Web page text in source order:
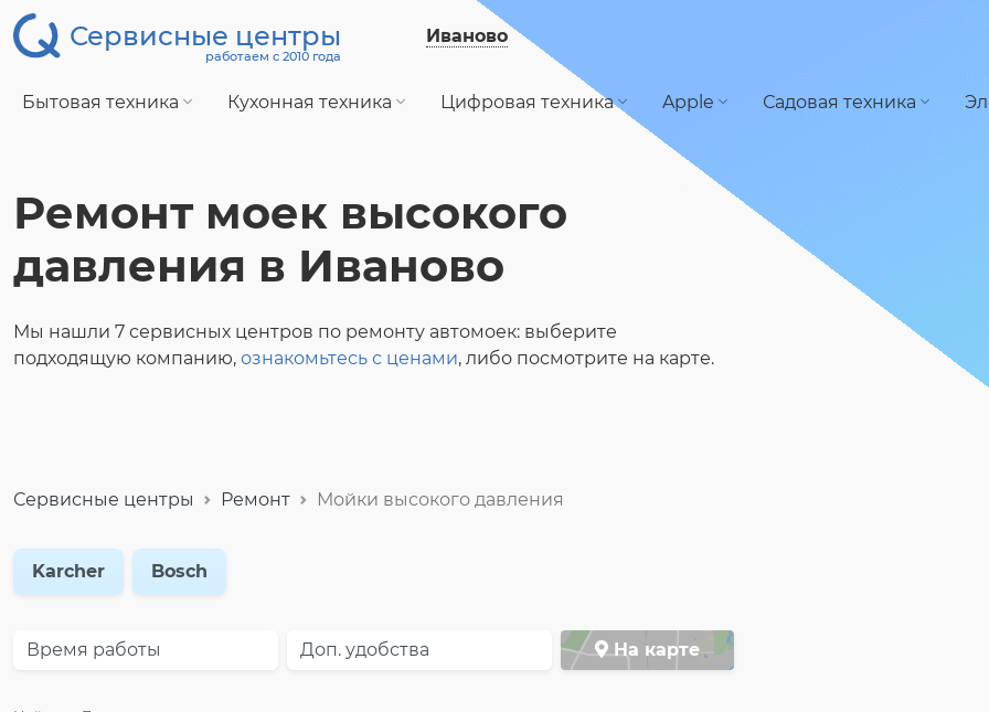
Сервисные центры
работаем с 2010 года
Иваново
Бытовая техника Кухонная техника Цифровая техника Apple Садовая техника
Ремонт моек высокого
давления в Иваново
Мы нашли 7 сервисных центров по ремонту автомоек: выберите
подходящую компанию, ознакомьтесь с ценами, либо посмотрите на карте.
Сервисные центры Ремонт Мойки высокого давления
Karcher Bosch
Время работы Доп. удобства На карте